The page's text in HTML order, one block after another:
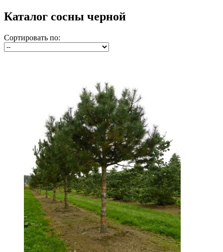
Каталог сосны черной
Сортировать по: